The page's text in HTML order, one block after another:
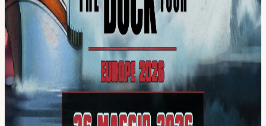
Calendar